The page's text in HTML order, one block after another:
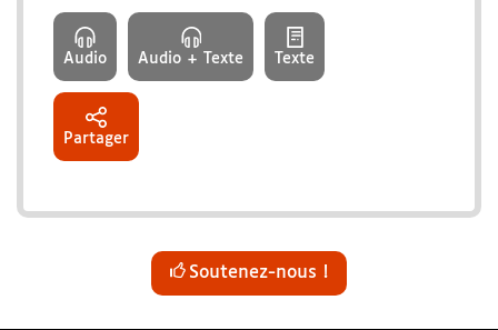
Audio Audio + Texte Texte
Partager
Soutenez-nous !